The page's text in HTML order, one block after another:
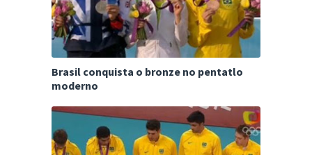
Brasil conquista o bronze no pentatlo
moderno